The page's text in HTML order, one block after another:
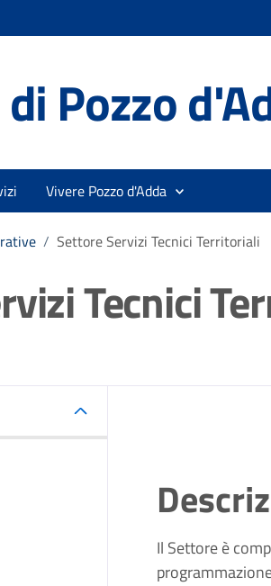
Pozzo
Vivere Pozzo d'Adda
/ Settore Servizi Tecnici Territoriali
Tecnici
Il Settore è